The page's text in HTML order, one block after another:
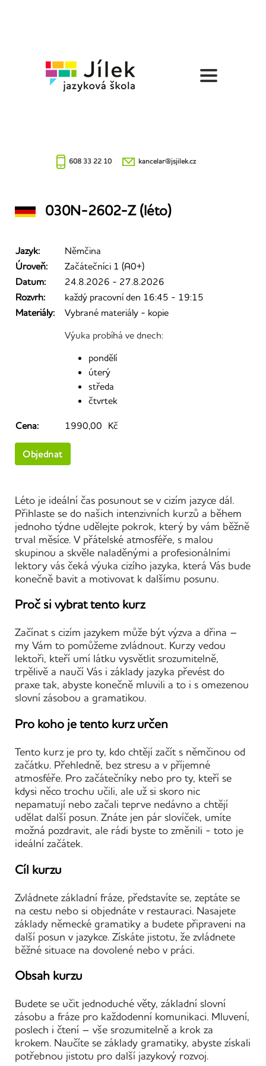
608 33 22 10 kancelar@jsjilek.cz
030N-2602-Z (léto)
Jazyk:
Němčina
Úroveň:
Začátečníci 1 (A0+)
Datum:
24.8.2026 - 27.8.2026
Rozvrh:
každý pracovní den 16:45 - 19:15
Materiály:
Vybrané materiály - kopie
Výuka probíhá ve dnech:
pondělí
úterý
středa
čtvrtek
Cena: 1990,00 Kč
Objednat
Léto je ideální čas posunout se v cizím jazyce dál.
Přihlaste se do našich intenzivních kurzů a během
jednoho týdne udělejte pokrok, který by vám běžně
trval měsíce. V přátelské atmosféře, s malou
skupinou a skvěle naladěnými a profesionálními
lektory vás čeká výuka cizího jazyka, která Vás bude
konečně bavit a motivovat k dalšímu posunu.
Proč si vybrat tento kurz
Začínat s cizím jazykem může být výzva a dřina –
my Vám to pomůžeme zvládnout. Kurzy vedou
lektoři, kteří umí látku vysvětlit srozumitelně,
trpělivě a naučí Vás i základy jazyka převést do
praxe tak, abyste konečně mluvili a to i s omezenou
slovní zásobou a gramatikou.
Pro koho je tento kurz určen
Tento kurz je pro ty, kdo chtějí začít s němčinou od
začátku. Přehledně, bez stresu a v příjemné
atmosféře. Pro začátečníky nebo pro ty, kteří se
kdysi něco trochu učili, ale už si skoro nic
nepamatují nebo začali teprve nedávno a chtějí
udělat další posun. Znáte jen pár slovíček, umíte
možná pozdravit, ale rádi byste to změnili - toto je
ideální začátek.
Cíl kurzu
Zvládnete základní fráze, představíte se, zeptáte se
na cestu nebo si objednáte v restauraci. Nasajete
základy německé gramatiky a budete připraveni na
další posun v jazykce. Získáte jistotu, že zvládnete
běžné situace na dovolené nebo v práci.
Obsah kurzu
Budete se učit jednoduché věty, základní slovní
zásobu a fráze pro každodenní komunikaci. Mluvení,
poslech i čtení – vše srozumitelně a krok za
krokem. Naučíte se základy gramatiky, abyste získali
potřebnou jistotu pro další jazykový rozvoj.